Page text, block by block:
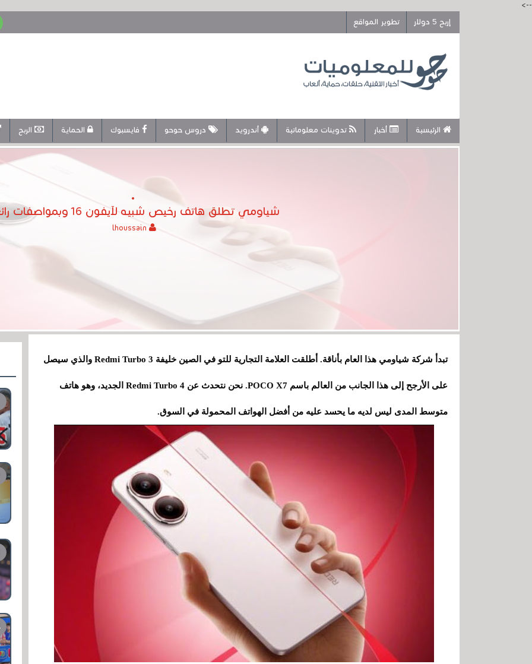
-->
إربح 5 دولار
تطوير المواقع
الرئيسية أخبار تدوينات معلوماتية أندرويد دروس حوحو فايسبوك الحماية الربح
شياومي تطلق هاتف رخيص شبيه لآيفون 16 وبمواصفات رائعة
تبدأ شركة شياومي هذا العام بأناقة. أطلقت العلامة التجارية للتو في الصين خليفة Redmi Turbo 3 والذي سيصل
على الأرجح إلى هذا الجانب من العالم باسم POCO X7. نحن نتحدث عن Redmi Turbo 4 الجديد، وهو هاتف
متوسط ​​المدى ليس لديه ما يحسد عليه من أفضل الهواتف المحمولة في السوق.